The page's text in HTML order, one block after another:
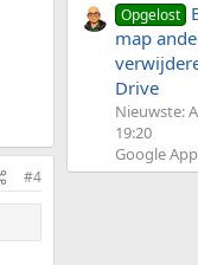
#4
Opgelost
map
Drive
Nieuwste:
19:20
Google